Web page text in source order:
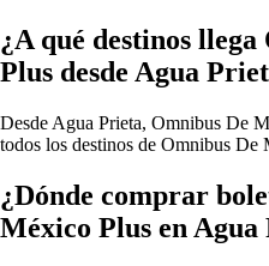
¿A qué destinos
Plus desde Agua
Desde Agua Prieta, Omnibus De
todos los destinos de Omnibus De
¿Dónde comprar
México Plus en Agua